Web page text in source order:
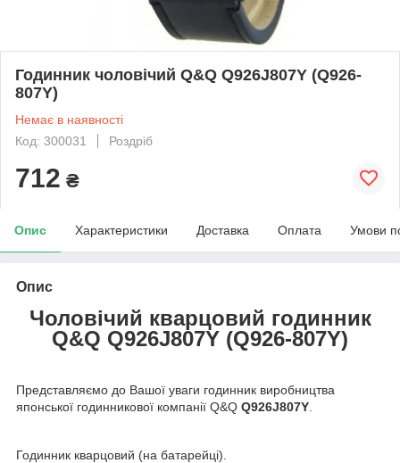
Годинник чоловічий Q&Q Q926J807Y (Q926-
807Y)
Немає в наявності
Код: 300031
Роздріб
712 ₴
Опис Характеристики Доставка Оплата Умови
Опис
Чоловічий кварцовий годинник
Q&Q Q926J807Y (Q926-807Y)
Представляємо до Вашої уваги годинник виробництва
японської годинникової компанії Q&Q Q926J807Y
Годинник кварцовий (на батарейці).